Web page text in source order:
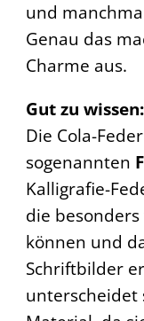
und
Genau das
Charme aus.
Gut zu wissen:
Die Cola-
sogenannten
Kalligrafie-
die
können und
Schriftbilder
unterscheidet